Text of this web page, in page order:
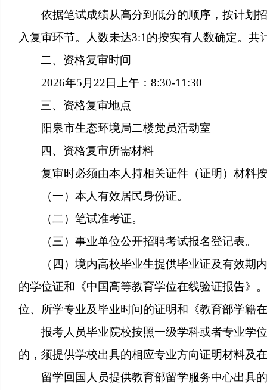
依据笔试成绩从高分到低分的顺序，按计划
入复审环节。人数未达3:1的按实有人数确定。共
二、资格复审时间
2026年5月22日上午：8:30-11:30
三、资格复审地点
阳泉市生态环境局二楼党员活动室
四、资格复审所需材料
复审时必须由本人持相关证件（证明）材料
（一）本人有效居民身份证。
（二）笔试准考证。
（三）事业单位公开招聘考试报名登记表。
（四）境内高校毕业生提供毕业证及有效
的学位证和《中国高等教育学位在线验证报告》
位、所学专业及毕业时间的证明和《教育部学籍
报考人员毕业院校按照一级学科或者专业学
的，须提供学校出具的相应专业方向证明材料及
留学回国人员提供教育部留学服务中心出具